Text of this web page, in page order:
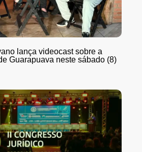
lança videocast sobre a
Guarapuava neste sábado (8)